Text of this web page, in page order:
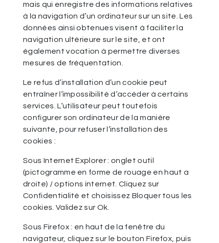
mais qui enregistre des informations relatives
à la navigation d’un ordinateur sur un site. Les
données ainsi obtenues visent à faciliter la
navigation ultérieure sur le site, et ont
également vocation à permettre diverses
mesures de fréquentation.
Le refus d’installation d’un cookie peut
entraîner l’impossibilité d’accéder à certains
services. L’utilisateur peut toutefois
configurer son ordinateur de la manière
suivante, pour refuser l’installation des
cookies :
Sous Internet Explorer : onglet outil
(pictogramme en forme de rouage en haut a
droite) / options internet. Cliquez sur
Confidentialité et choisissez Bloquer tous les
cookies. Validez sur Ok.
Sous Firefox : en haut de la fenêtre du
navigateur, cliquez sur le bouton Firefox, puis